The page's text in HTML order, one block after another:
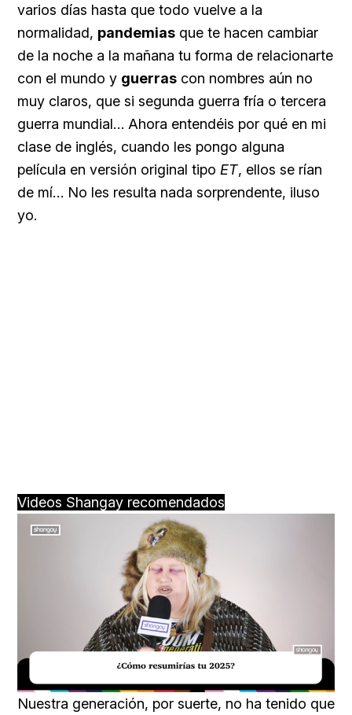
varios días hasta que todo vuelve a la
normalidad, pandemias que te hacen cambiar
de la noche a la mañana tu forma de relacionarte
con el mundo y guerras con nombres aún no
muy claros, que si segunda guerra fría o tercera
guerra mundial… Ahora entendéis por qué en mi
clase de inglés, cuando les pongo alguna
película en versión original tipo ET, ellos se rían
de mí… No les resulta nada sorprendente, iluso
yo.
Videos Shangay recomendados
Unmute Loaded:
18.59%
Nuestra generación, por suerte, no ha tenido que